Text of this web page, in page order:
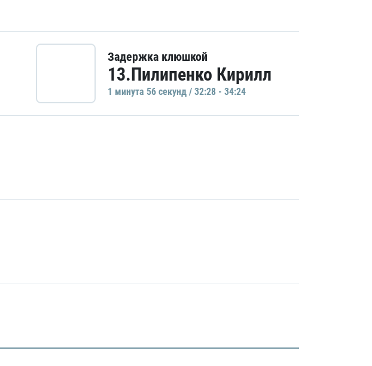
Задержка клюшкой
13.Пилипенко Кирилл
1 минутa 56 секунд / 32:28 - 34:24